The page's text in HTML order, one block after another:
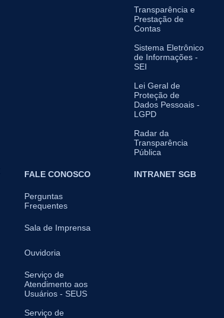
Transparência e
Prestação de
Contas
Sistema Eletrônico
de Informações -
SEI
Lei Geral de
Proteção de
Dados Pessoais -
LGPD
Radar da
Transparência
Pública
FALE CONOSCO
Perguntas
Frequentes
Sala de Imprensa
Ouvidoria
Serviço de
Atendimento aos
Usuários - SEUS
Serviço de
INTRANET SGB